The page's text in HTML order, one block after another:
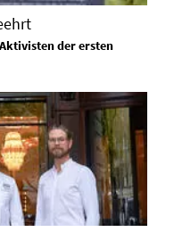
der ersten